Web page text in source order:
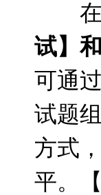
在
试】
可通
试题
方式
平。